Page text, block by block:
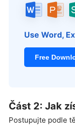
Use Word,
Free
Část 2: Jak
Postupujte podle